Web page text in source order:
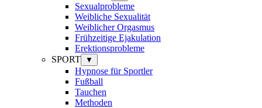
Sexualprobleme
Weibliche Sexualität
Weiblicher Orgasmus
Frühzeitige Ejakulation
Erektionsprobleme
SPORT
▼
Hypnose für Sportler
Fußball
Tauchen
Methoden